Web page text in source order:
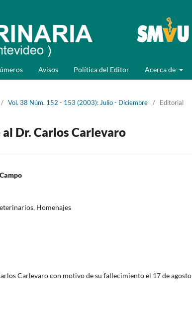
Avisos Política del Editor Acerca de
/ Vol. 38 Núm. 152 - 153 (2003): Julio - Diciembre / Editorial
Dr. Carlos Carlevaro
Homenajes
Carlevaro con motivo de su fallecimiento el 17 de agosto